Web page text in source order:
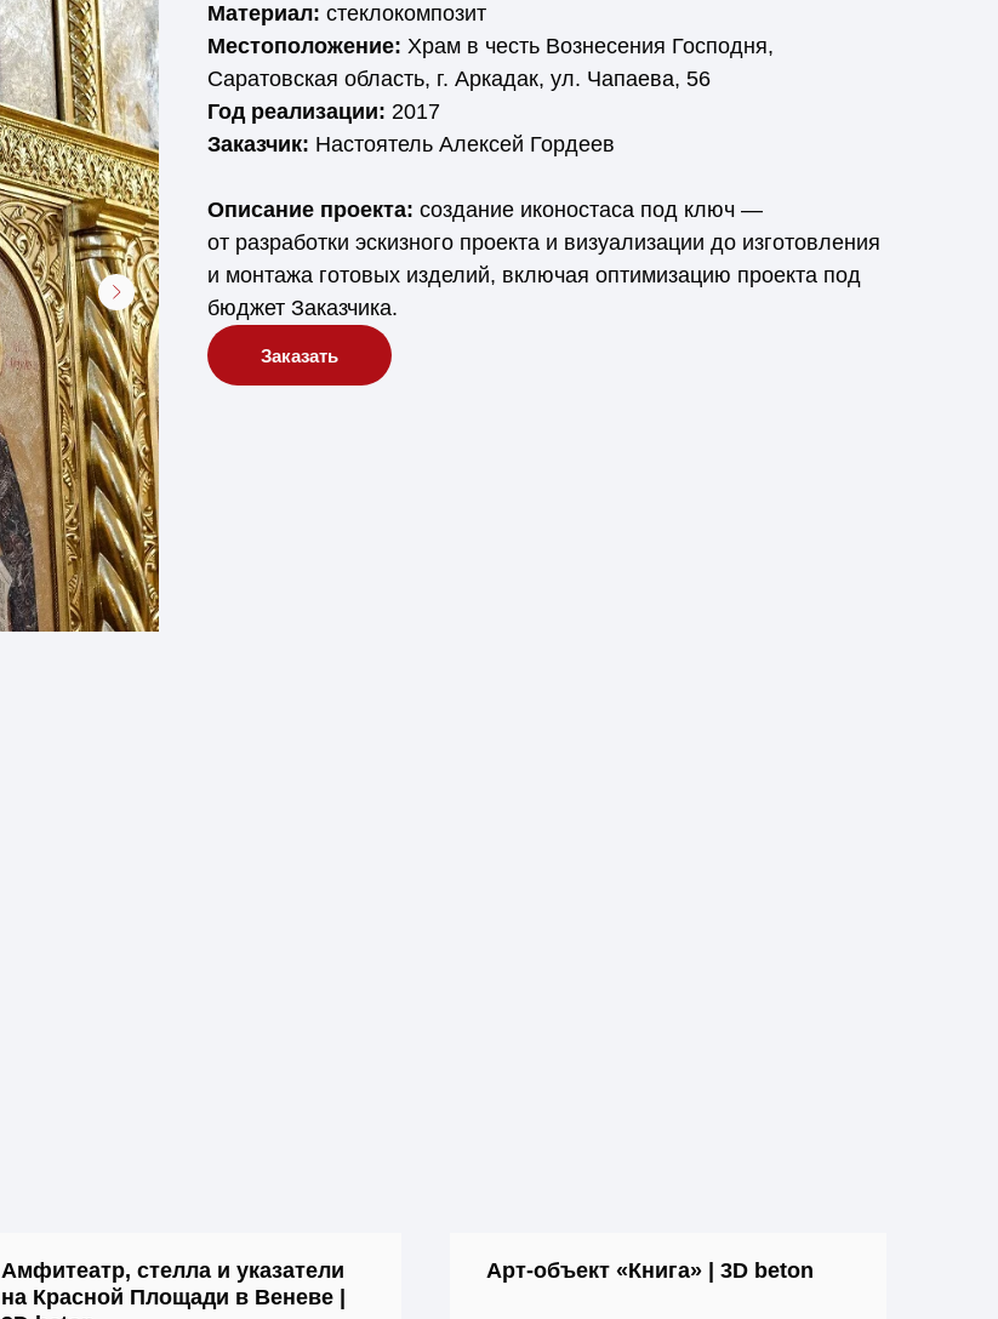
Материал: стеклокомпозит
Местоположение: Храм в честь Вознесения Господня,
Саратовская область, г. Аркадак, ул. Чапаева, 56
Год реализации: 2017
Заказчик: Настоятель Алексей Гордеев
Описание проекта: создание иконостаса под ключ —
от разработки эскизного проекта и визуализации до изготовления
и монтажа готовых изделий, включая оптимизацию проекта под
бюджет Заказчика.
Заказать
Амфитеатр, стелла и указатели
на Красной Площади в Веневе |
Арт-объект «Книга» | 3D beton